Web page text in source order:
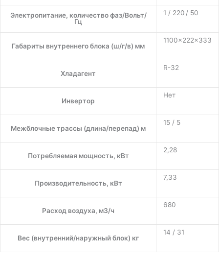
Электропитание, количество фаз/Вольт/
Гц
1 / 220 / 50
Габариты внутреннего блока (ш/г/в) мм
1100×222×333
Хладагент
R-32
Инвертор
Нет
Межблочные трассы (длина/перепад) м
15 / 5
Потребляемая мощность, кВт
2,28
Производительность, кВт
7,33
Расход воздуха, м3/ч
680
Вес (внутренний/наружный блок) кг
14 / 31